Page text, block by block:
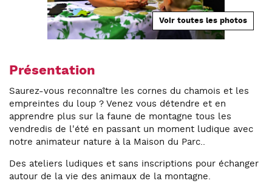
Voir toutes les photos
Présentation
Saurez-vous reconnaître les cornes du chamois et les
empreintes du loup ? Venez vous détendre et en
apprendre plus sur la faune de montagne tous les
vendredis de l'été en passant un moment ludique avec
notre animateur nature à la Maison du Parc..
Des ateliers ludiques et sans inscriptions pour échanger
autour de la vie des animaux de la montagne.